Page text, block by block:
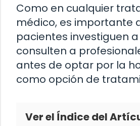
Como en cualquier
médico, es importante
pacientes investiguen
consulten a
antes de optar por la
como opción de
Ver el Índice del